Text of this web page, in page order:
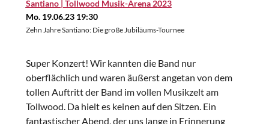
Santiano | Tollwood Musik-Arena 2023
Mo. 19.06.23 19:30
Zehn Jahre Santiano: Die große Jubiläums-Tournee
Super Konzert! Wir kannten die Band nur
oberflächlich und waren äußerst angetan von dem
tollen Auftritt der Band im vollen Musikzelt am
Tollwood. Da hielt es keinen auf den Sitzen. Ein
fantastischer Abend, der uns lange in Erinnerung